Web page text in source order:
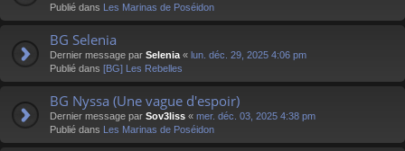
Publié dans Les Marinas de Poséidon
BG Selenia
Dernier message par Selenia « lun. déc. 29, 2025 4:06 pm
Publié dans [BG] Les Rebelles
BG Nyssa (Une vague d'espoir)
Dernier message par Sov3liss « mer. déc. 03, 2025 4:38 pm
Publié dans Les Marinas de Poséidon